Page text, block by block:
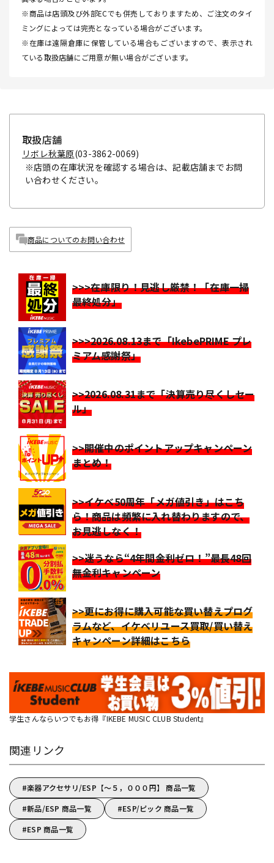
※商品は店頭及び外部ECでも併売しておりますため、ご注文のタイ
ミングによっては完売となっている場合がございます。
※在庫は遠隔倉庫に保管している場合もございますので、表示され
ている取扱店舗にご用意が無い場合がございます。
取扱店舗
リボレ秋葉原(03-3862-0069)
※店頭の在庫状況を確認する場合は、記載店舗までお問
い合わせください。
商品についてのお問い合わせ
>>>在庫限り！見逃し厳禁！「在庫一掃
最終処分」
>>>2026.08.13まで「IkebePRIME プレ
ミアム感謝祭」
>>2026.08.31まで「決算売り尽くしセー
ル」
>>開催中のポイントアップキャンペーン
まとめ！
>>イケベ50周年「メガ値引き」はこち
ら！商品は頻繁に入れ替わりますので、
お見逃しなく！
>>迷うなら“4年間金利ゼロ！”最長48回
無金利キャンペーン
>>更にお得に購入可能な買い替えプログ
ラムなど、イケベリユース買取/買い替え
キャンペーン詳細はこちら
学生さんならいつでもお得『IKEBE MUSIC CLUB Student』
関連リンク
楽器アクセサリ/ESP【～５，０００円】 商品一覧
新品/ESP 商品一覧
ESP/ピック 商品一覧
ESP 商品一覧